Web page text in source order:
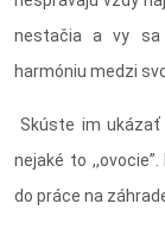
nestačia a vy sa
harmóniu medzi
Skúste im
nejaké to
do práce na